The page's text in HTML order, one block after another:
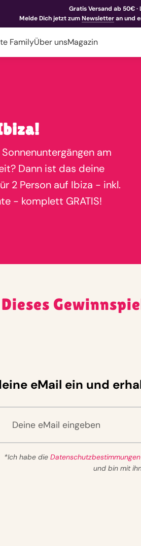
Gratis Versand ab 50€
Melde Dich jetzt zumNewsletteran und
FamilyÜber unsMagazin
am
Dann ist das deine
2 Person auf Ibiza - inkl.
- komplett GRATIS!
Dieses
eMail ein und
*Ich habe die Datenschutzbestimmungen
und bin mit